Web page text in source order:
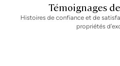
Témoignages
Histoires de confiance et de
propriétés